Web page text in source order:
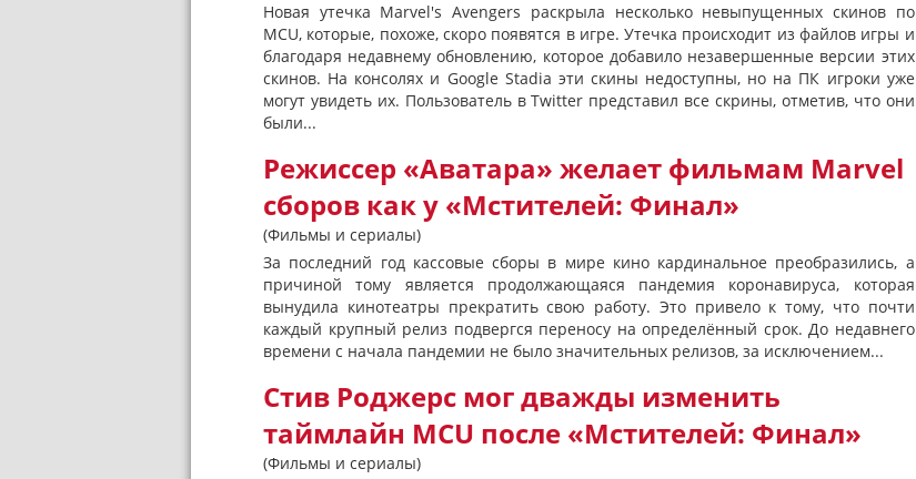
Новая утечка Marvel's Avengers раскрыла несколько невыпущенных скинов по
MCU, которые, похоже, скоро появятся в игре. Утечка происходит из файлов игры и
благодаря недавнему обновлению, которое добавило незавершенные версии этих
скинов. На консолях и Google Stadia эти скины недоступны, но на ПК игроки уже
могут увидеть их. Пользователь в Twitter представил все скрины, отметив, что они
были...
Режиссер «Аватара» желает фильмам Marvel
сборов как у «Мстителей: Финал»
(Фильмы и сериалы)
За последний год кассовые сборы в мире кино кардинальное преобразились, а
причиной тому является продолжающаяся пандемия коронавируса, которая
вынудила кинотеатры прекратить свою работу. Это привело к тому, что почти
каждый крупный релиз подвергся переносу на определённый срок. До недавнего
времени с начала пандемии не было значительных релизов, за исключением...
Стив Роджерс мог дважды изменить
таймлайн MCU после «Мстителей: Финал»
(Фильмы и сериалы)